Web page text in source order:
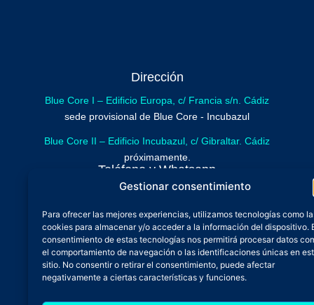
Gestionar consentimiento
Para ofrecer las mejores experiencias, utilizamos tecnologías como
cookies para almacenar y/o acceder a la información del dispositivo.
consentimiento de estas tecnologías nos permitirá procesar datos
el comportamiento de navegación o las identificaciones únicas en
sitio. No consentir o retirar el consentimiento, puede afectar
negativamente a ciertas características y funciones.
Dirección
Blue Core I – Edificio Europa, c/ Francia s/n. Cádiz
sede provisional de Blue Core - Incubazul
Blue Core II – Edificio Incubazul, c/ Gibraltar. Cádiz
próximamente.
Teléfono y Whatsapp
600 515 071
De lunes a viernes
Oficina 24/7
Atención continuada
Email
admin@zfbluecore.es